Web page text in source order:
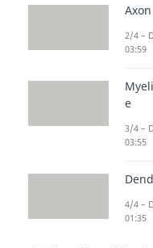
Axon
2/4 –
03:59
e
3/4 –
03:55
4/4 –
01:35